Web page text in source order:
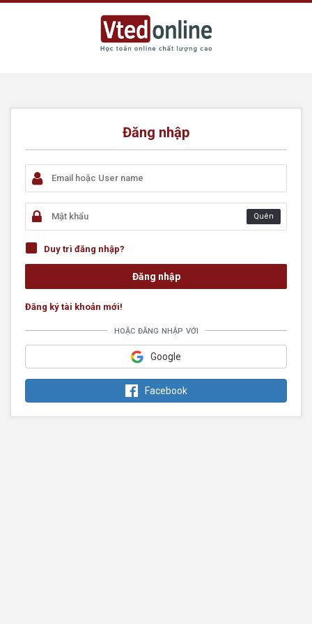
Đăng nhập
Quên
Duy trì đăng nhập?
Đăng ký tài khoản mới!
hoặc đăng nhập với
Google
Facebook